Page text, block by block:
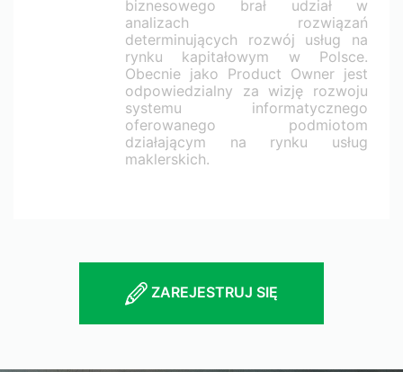
biznesowego brał udział w
analizach rozwiązań
determinujących rozwój usług na
rynku kapitałowym w Polsce.
Obecnie jako Product Owner jest
odpowiedzialny za wizję rozwoju
systemu informatycznego
oferowanego podmiotom
działającym na rynku usług
maklerskich.
ZAREJESTRUJ SIĘ